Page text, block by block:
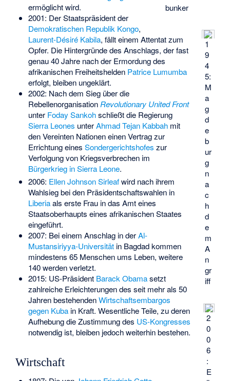
bunker
1
9
4
5:
M
a
g
d
e
b
ur
g
n
a
c
h
d
e
m
A
n
gr
iff
ermöglicht wird.
2001: Der Staatspräsident der
Demokratischen Republik Kongo,
Laurent-Désiré Kabila, fällt einem Attentat zum
Opfer. Die Hintergründe des Anschlags, der fast
genau 40 Jahre nach der Ermordung des
afrikanischen Freiheitshelden Patrice Lumumba
erfolgt, bleiben ungeklärt.
2002: Nach dem Sieg über die
Rebellenorganisation Revolutionary United Front
unter Foday Sankohschließt die Regierung
Sierra Leones unterAhmad Tejan Kabbahmit
den Vereinten Nationen einen Vertrag zur
Errichtung eines Sondergerichtshofes zur
Verfolgung von Kriegsverbrechen im
Bürgerkrieg in Sierra Leone.
2
0
0
6
:
E
2006: Ellen Johnson Sirleafwird nach ihrem
Wahlsieg bei den Präsidentschaftswahlen in
Liberiaals erste Frau in das Amt eines
Staatsoberhaupts eines afrikanischen Staates
eingeführt.
2007: Bei einem Anschlag in derAl-
Mustansiriyya-Universitätin Bagdad kommen
mindestens 65 Menschen ums Leben, weitere
140 werden verletzt.
2015: US-Präsident Barack Obamasetzt
zahlreiche Erleichterungen des seit mehr als 50
Jahren bestehendenWirtschaftsembargos
gegen Kubain Kraft. Wesentliche Teile, zu deren
Aufhebung die Zustimmung des US-Kongresses
notwendig ist, bleiben jedoch weiterhin bestehen.
Wirtschaft